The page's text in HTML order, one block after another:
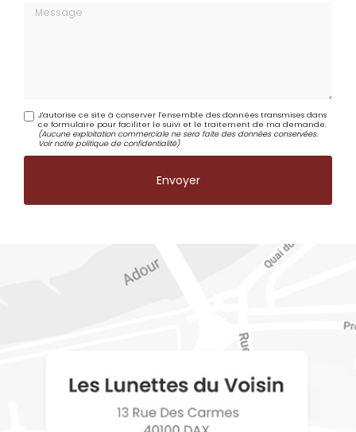
Message
J'autorise ce site à conserver l'ensemble des données transmises dans
ce formulaire pour faciliter le suivi et le traitement de ma demande.
(Aucune exploitation commerciale ne sera faite des données conservées.
Voir notrepolitique de confidentialité)